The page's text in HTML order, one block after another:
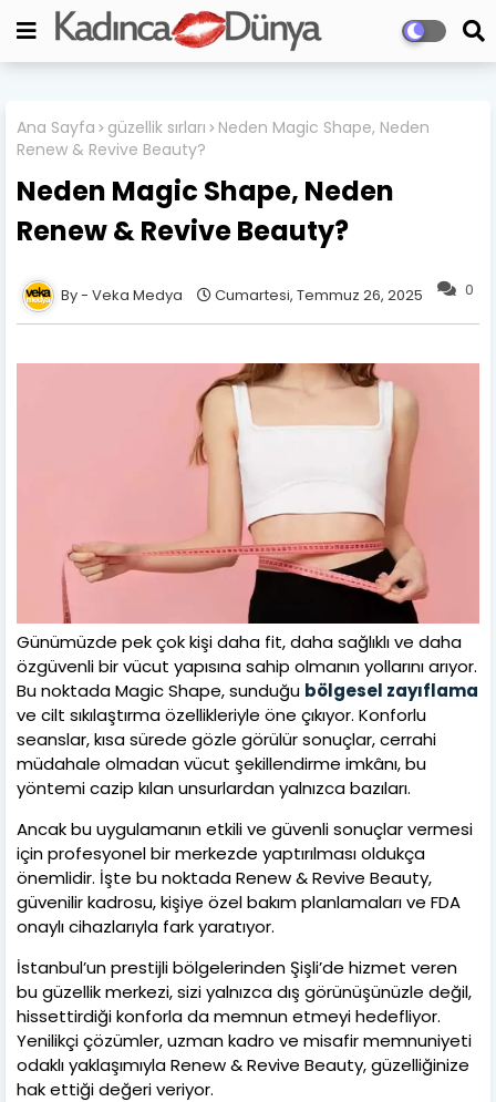
Ana Sayfa güzellik sırları
Neden Magic Shape, Neden
Renew & Revive Beauty?
Neden Magic Shape, Neden
Renew & Revive Beauty?
0
Veka Medya Cumartesi, Temmuz 26, 2025
Günümüzde pek çok kişi daha fit, daha sağlıklı ve daha
özgüvenli bir vücut yapısına sahip olmanın yollarını arıyor.
Bu noktada Magic Shape, sunduğu bölgesel zayıflama
ve cilt sıkılaştırma özellikleriyle öne çıkıyor. Konforlu
seanslar, kısa sürede gözle görülür sonuçlar, cerrahi
müdahale olmadan vücut şekillendirme imkânı, bu
yöntemi cazip kılan unsurlardan yalnızca bazıları.
Ancak bu uygulamanın etkili ve güvenli sonuçlar vermesi
için profesyonel bir merkezde yaptırılması oldukça
önemlidir. İşte bu noktada Renew & Revive Beauty,
güvenilir kadrosu, kişiye özel bakım planlamaları ve FDA
onaylı cihazlarıyla fark yaratıyor.
İstanbul’un prestijli bölgelerinden Şişli’de hizmet veren
bu güzellik merkezi, sizi yalnızca dış görünüşünüzle değil,
hissettirdiği konforla da memnun etmeyi hedefliyor.
Yenilikçi çözümler, uzman kadro ve misafir memnuniyeti
odaklı yaklaşımıyla Renew & Revive Beauty, güzelliğinize
hak ettiği değeri veriyor.